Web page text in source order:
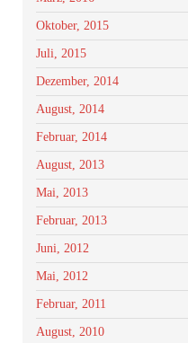
Oktober, 2015
Juli, 2015
Dezember, 2014
August, 2014
Februar, 2014
August, 2013
Mai, 2013
Februar, 2013
Juni, 2012
Mai, 2012
Februar, 2011
August, 2010